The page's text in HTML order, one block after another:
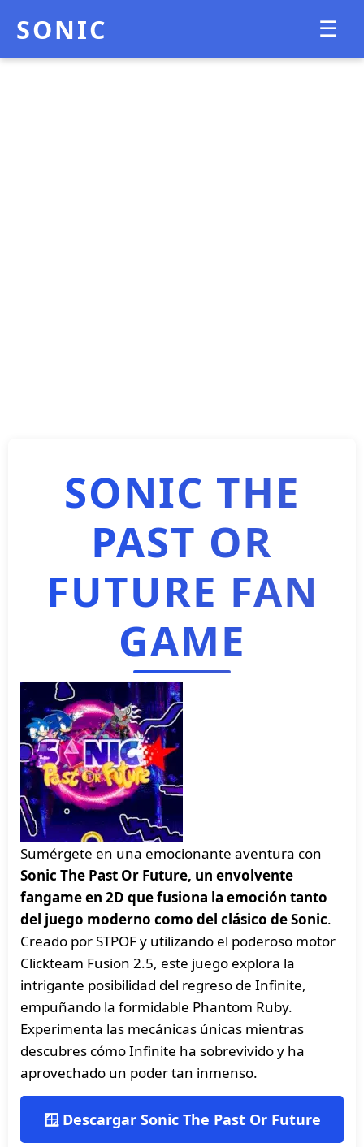
SONIC ☰
SONIC THE
PAST OR
FUTURE FAN
GAME
Sumérgete en una emocionante aventura con
Sonic The Past Or Future, un envolvente
fangame en 2D que fusiona la emoción tanto
del juego moderno como del clásico de Sonic.
Creado por STPOF y utilizando el poderoso motor
Clickteam Fusion 2.5, este juego explora la
intrigante posibilidad del regreso de Infinite,
empuñando la formidable Phantom Ruby.
Experimenta las mecánicas únicas mientras
descubres cómo Infinite ha sobrevivido y ha
aprovechado un poder tan inmenso.
🪟 Descargar Sonic The Past Or Future